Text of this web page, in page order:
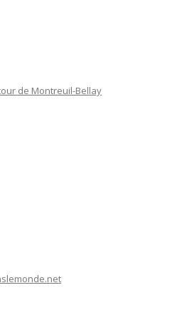
de Montreuil-Bellay